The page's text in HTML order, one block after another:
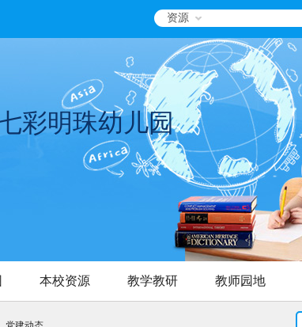
资源
彩明珠幼儿园
本校资源 教学教研 教师园地